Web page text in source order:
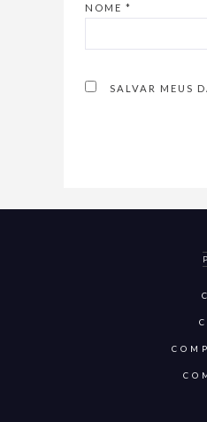
NOME *
SALVAR MEUS